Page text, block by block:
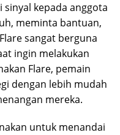
kepada anggota
meminta bantuan,
sangat berguna
ingin melakukan
Flare, pemain
dengan lebih mudah
mereka.
untuk menandai